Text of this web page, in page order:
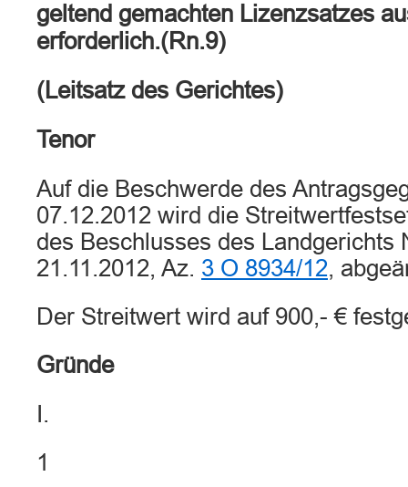
geltend gemachten Lizenzsatzes
erforderlich.(Rn.9)
(Leitsatz des Gerichtes)
Tenor
Auf die Beschwerde des
07.12.2012 wird die
des Beschlusses des Landgerichts
21.11.2012, Az. 3 O 8934/12,
Der Streitwert wird auf 900,- €
Gründe
I.
1